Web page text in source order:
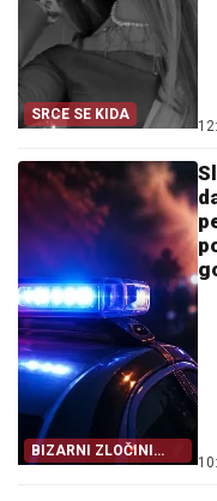
SRCE SE KIDA
BIZARNI ZLOČINI
KOJI SU ŠOKIRALI